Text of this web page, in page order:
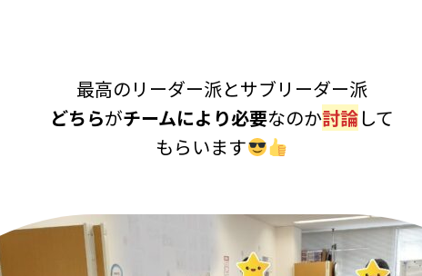
最高のリーダー派とサブリーダー派
どちらがチームにより必要なのか討論して
もらいます